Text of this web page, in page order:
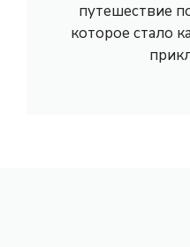
путешествие
которое стало